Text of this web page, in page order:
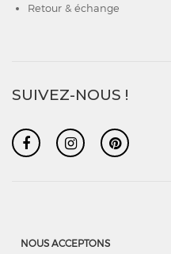
Retour & échange
SUIVEZ-NOUS !
NOUS ACCEPTONS